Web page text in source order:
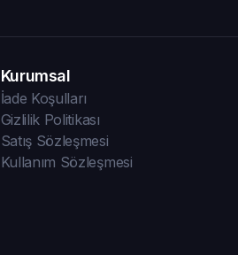
Kurumsal
İade Koşulları
Gizlilik Politikası
Satış Sözleşmesi
Kullanım Sözleşmesi